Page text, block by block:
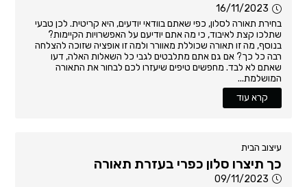
16/11/2023
בחירת תאורה לסלון, כפי שאתם בוודאי יודעים, היא קריטית. לכן טבעי
שתלכו קצת לאיבוד, כי מה אתם יודיעם על האפשרויות הקיימות?
בנוסף, מה זו תאורה שכוללת מאוורר ולמה זו אופציה שזוכה להצלחה
רבה כל כך? אם גם אתם מתלבטים לגבי כל השאלות האלה, דעו
שאתם לא לבד. מחפשים טיפים שיעזרו לכם לבחור את התאורה
המושלמת...
קרא עוד
עיצוב הבית
כך תיצרו סלון כפרי בעזרת תאורה
09/11/2023